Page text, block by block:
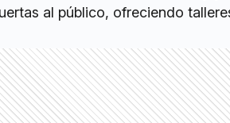
al público, ofreciendo